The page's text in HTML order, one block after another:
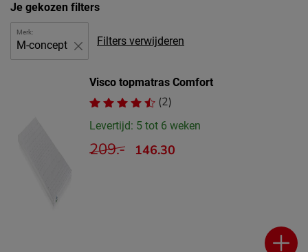
Je gekozen filters
Filters verwijderen
Merk:
M-concept
Visco topmatras Comfort
(2)
Levertijd: 5 tot 6 weken
209.- 146.30